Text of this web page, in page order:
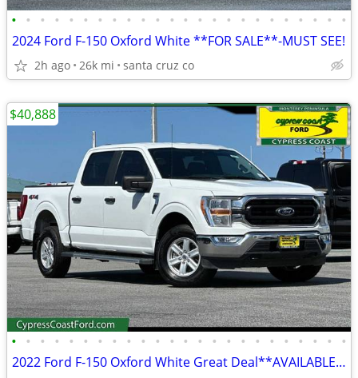
• • • • • • • • • • • • • • • • • • • • • • • •
2024 Ford F-150 Oxford White **FOR SALE**-MUST SEE!
2h ago 26k mi santa cruz co
• • • • • • • • • • • • • • • • • • • • • • • •
2022 Ford F-150 Oxford White Great Deal**AVAILABLE**
$40,888